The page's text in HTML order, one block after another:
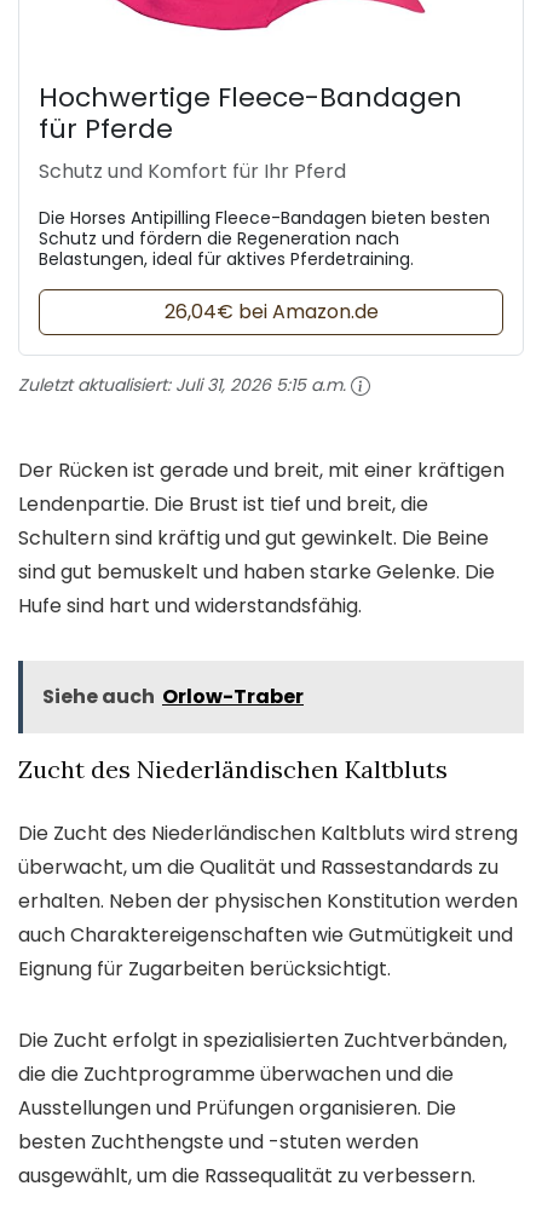
Hochwertige Fleece-Bandagen
für Pferde
Schutz und Komfort für Ihr Pferd
Die Horses Antipilling Fleece-Bandagen bieten besten
Schutz und fördern die Regeneration nach
Belastungen, ideal für aktives Pferdetraining.
26,04€ bei Amazon.de
Zuletzt aktualisiert: Juli 31, 2026 5:15 a.m.
Der Rücken ist gerade und breit, mit einer kräftigen
Lendenpartie. Die Brust ist tief und breit, die
Schultern sind kräftig und gut gewinkelt. Die Beine
sind gut bemuskelt und haben starke Gelenke. Die
Hufe sind hart und widerstandsfähig.
Siehe auch Orlow-Traber
Zucht des Niederländischen Kaltbluts
Die Zucht des Niederländischen Kaltbluts wird streng
überwacht, um die Qualität und Rassestandards zu
erhalten. Neben der physischen Konstitution werden
auch Charaktereigenschaften wie Gutmütigkeit und
Eignung für Zugarbeiten berücksichtigt.
Die Zucht erfolgt in spezialisierten Zuchtverbänden,
die die Zuchtprogramme überwachen und die
Ausstellungen und Prüfungen organisieren. Die
besten Zuchthengste und -stuten werden
ausgewählt, um die Rassequalität zu verbessern.